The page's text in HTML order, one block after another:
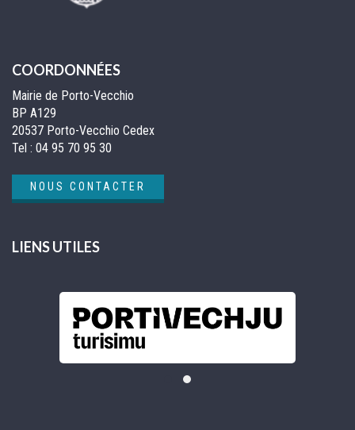
COORDONNÉES
Mairie de Porto-Vecchio
BP A129
20537 Porto-Vecchio Cedex
Tel : 04 95 70 95 30
NOUS CONTACTER
LIENS UTILES